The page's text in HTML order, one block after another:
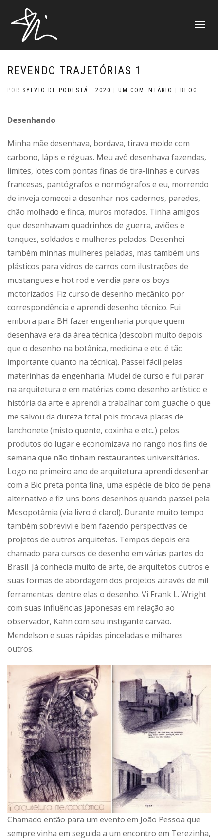
ALTERNAR
REVENDO TRAJETÓRIAS 1
POR SYLVIO DE PODESTÁ 2020 UM COMENTÁRIO BLOG
Desenhando
Minha mãe desenhava, bordava, tirava molde com
carbono, lápis e réguas. Meu avô desenhava fazendas,
limites, lotes com pontas finas de tira-linhas e curvas
francesas, pantógrafos e normógrafos e eu, morrendo
de inveja comecei a desenhar nos cadernos, paredes,
chão molhado e finca, muros mofados. Tinha amigos
que desenhavam quadrinhos de guerra, aviões e
tanques, soldados e mulheres peladas. Desenhei
também minhas mulheres peladas, mas também uns
plásticos para vidros de carros com ilustrações de
mustangues e hot rod e vendia para os boys
motorizados. Fiz curso de desenho mecânico por
correspondência e aprendi desenho técnico. Fui
embora para BH fazer engenharia porque quem
desenhava era da área técnica (descobri muito depois
que o desenho na botânica, medicina e etc. é tão
importante quanto na técnica). Passei fácil pelas
materinhas da engenharia. Mudei de curso e fui parar
na arquitetura e em matérias como desenho artístico e
história da arte e aprendi a trabalhar com guache o que
me salvou da dureza total pois trocava placas de
lanchonete (misto quente, coxinha e etc..) pelos
produtos do lugar e economizava no rango nos fins de
semana que não tinham restaurantes universitários.
Logo no primeiro ano de arquitetura aprendi desenhar
com a Bic preta ponta fina, uma espécie de bico de pena
alternativo e fiz uns bons desenhos quando passei pela
Mesopotâmia (via livro é claro!). Durante muito tempo
também sobrevivi e bem fazendo perspectivas de
projetos de outros arquitetos. Tempos depois era
chamado para cursos de desenho em várias partes do
Brasil. Já conhecia muito de arte, de arquitetos outros e
suas formas de abordagem dos projetos através de mil
ferramentas, dentre elas o desenho. Vi Frank L. Wright
com suas influências japonesas em relação ao
observador, Kahn com seu instigante carvão.
Mendelson e suas rápidas pinceladas e milhares
outros.
Chamado então para um evento em João Pessoa que
sempre vinha em seguida a um encontro em Terezinha,